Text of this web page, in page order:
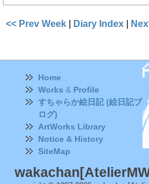
<< Prev Week | Diary Index |
Home
Works & Profile
すちゃらか絵日記 (絵日記ブ
ログ)
ArtWorks Library
Notice & History
SiteMap